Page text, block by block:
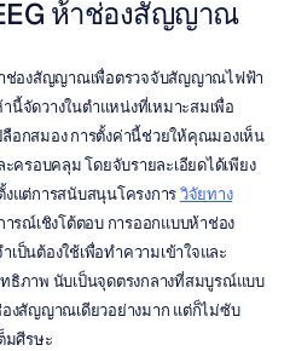
ห้าช่องสัญญาณ
าช่องสัญญาณเพื่อตรวจจับสัญญาณไฟฟ้า
จัดวางในตำแหน่งที่เหมาะสมเพื่อ
อกสมอง การตั้งค่านี้ช่วยให้คุณมองเห็น
ครอบคลุม โดยจับรายละเอียดได้เพียง
แต่การสนับสนุนโครงการ วิจัยทาง
รณ์เชิงโต้ตอบ การออกแบบห้าช่อง
นต้องใช้เพื่อทำความเข้าใจและ
ธิภาพ นับเป็นจุดตรงกลางที่สมบูรณ์แบบ
งสัญญาณเดียวอย่างมาก แต่ก็ไม่ซับ
มศีรษะ